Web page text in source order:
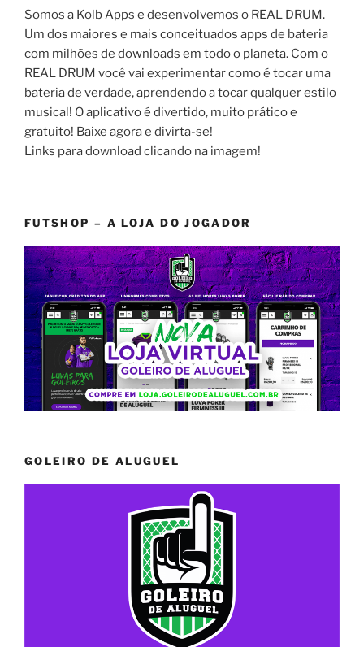
Somos a Kolb Apps e desenvolvemos o REAL DRUM.
Um dos maiores e mais conceituados apps de bateria
com milhões de downloads em todo o planeta. Com o
REAL DRUM você vai experimentar como é tocar uma
bateria de verdade, aprendendo a tocar qualquer estilo
musical! O aplicativo é divertido, muito prático e
gratuito! Baixe agora e divirta-se!
Links para download clicando na imagem!
FUTSHOP – A LOJA DO JOGADOR
GOLEIRO DE ALUGUEL